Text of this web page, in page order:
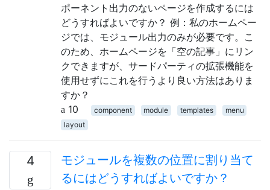
ポーネント出力のないページを作成するには
どうすればよいですか？ 例：私のホームペー
ジでは、モジュール出力のみが必要です。こ
のため、ホームページを「空の記事」にリン
クできますが、サードパーティの拡張機能を
使用せずにこれを行うより良い方法はありま
すか？
10
component module templates
menu
layout
4
モジュールを複数の位置に割り当て
るにはどうすればよいですか？